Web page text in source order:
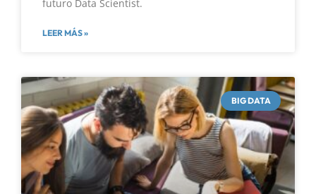
futuro Data Scientist.
LEER MÁS »
BIG DATA